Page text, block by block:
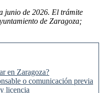
junio de 2026. El trámite
de Zaragoza;
en Zaragoza?
o comunicación previa
licencia